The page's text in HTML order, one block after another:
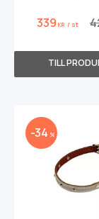
339 KR / st
34 %